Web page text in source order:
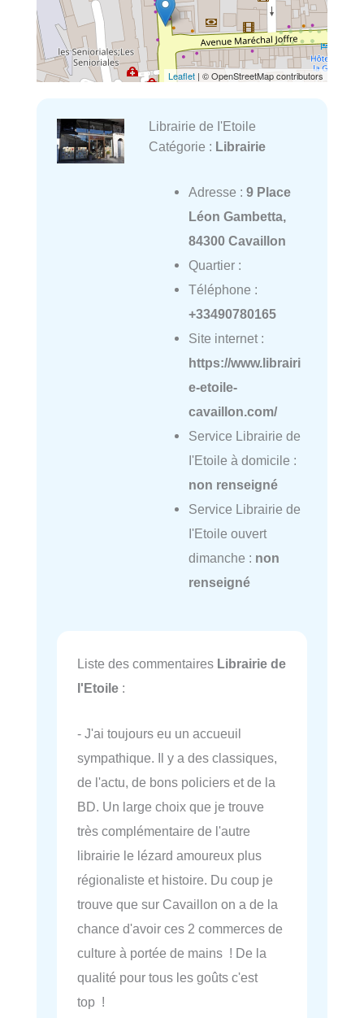
Leaflet | © OpenStreetMap contributors
Librairie de I'Etoile
Catégorie : Librairie
Adresse : 9 Place
Léon Gambetta,
84300 Cavaillon
Quartier :
Téléphone :
+33490780165
Site internet :
https://www.librairi
e-etoile-
cavaillon.com/
Service Librairie de
I'Etoile à domicile :
non renseigné
Service Librairie de
I'Etoile ouvert
dimanche : non
renseigné
Liste des commentaires Librairie de
I'Etoile :
- J'ai toujours eu un accueuil
sympathique. Il y a des classiques,
de l'actu, de bons policiers et de la
BD. Un large choix que je trouve
très complémentaire de l'autre
librairie le lézard amoureux plus
régionaliste et histoire. Du coup je
trouve que sur Cavaillon on a de la
chance d'avoir ces 2 commerces de
culture à portée de mains ! De la
qualité pour tous les goûts c'est
top !